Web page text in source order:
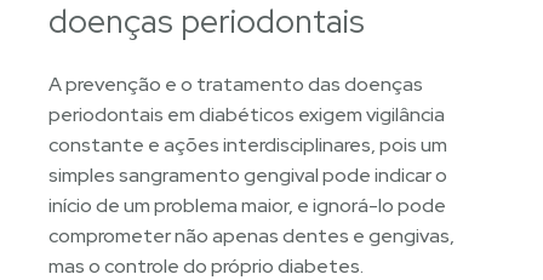
doenças periodontais
A prevenção e o tratamento das doenças
periodontais em diabéticos exigem vigilância
constante e ações interdisciplinares, pois um
simples sangramento gengival pode indicar o
início de um problema maior, e ignorá-lo pode
comprometer não apenas dentes e gengivas,
mas o controle do próprio diabetes.